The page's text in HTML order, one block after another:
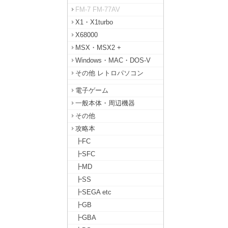
FM-7 FM-77AV
X1・X1turbo
X68000
MSX・MSX2 +
Windows・MAC・DOS-V
その他 レトロパソコン
電子ゲーム
一般本体・周辺機器
その他
攻略本
┣FC
┣SFC
┣MD
┣SS
┣SEGA etc
┣GB
┣GBA